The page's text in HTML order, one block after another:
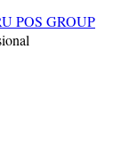
POS GROUP